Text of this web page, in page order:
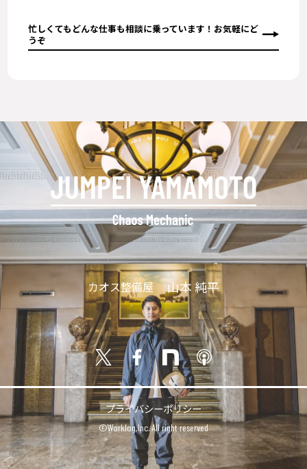
忙しくてもどんな仕事も相談に乗っています！お気軽にど
うぞ
カオス整備屋 山本 純平
プライバシーポリシー
©︎Worklog,Inc. All right reserved